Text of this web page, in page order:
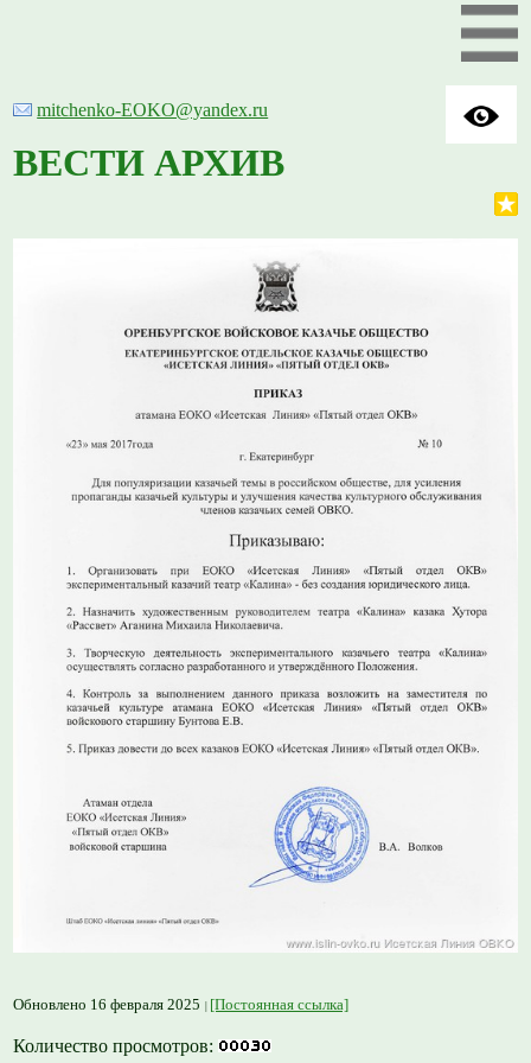
mitchenko-EOKO@yandex.ru
ВЕСТИ АРХИВ
Обновлено 16 февраля 2025 [Постоянная ссылка]
Количество просмотров: